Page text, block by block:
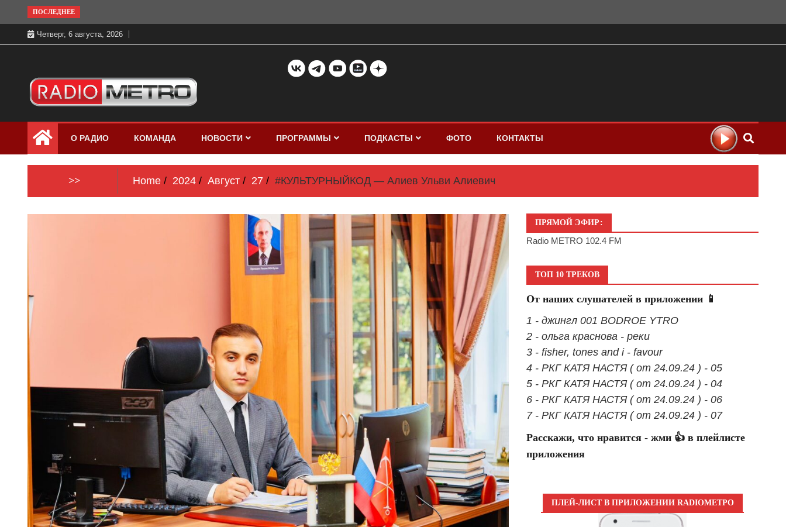
to
content
ПОСЛЕДНЕЕ
Четверг, 6 августа, 2026
Радио МЕТРО
бесплатно в хорошем качестве Санкт-
Петербург и Россия
О РАДИО КОМАНДА НОВОСТИ ПРОГРАММЫ ПОДКАСТЫ ФОТО КОНТАКТЫ
>> Home 2024 Август 27 #КУЛЬТУРНЫЙКОД — Алиев Ульви Алиевич
ПРЯМОЙ ЭФИР:
Radio METRO 102.4 FM
ТОП 10 ТРЕКОВ
От наших слушателей в приложении 📱
1 - джингл 001 BODROE YTRO
2 - ольга краснова - реки
3 - fisher, tones and i - favour
4 - РКГ КАТЯ НАСТЯ ( от 24.09.24 ) - 05
5 - РКГ КАТЯ НАСТЯ ( от 24.09.24 ) - 04
6 - РКГ КАТЯ НАСТЯ ( от 24.09.24 ) - 06
7 - РКГ КАТЯ НАСТЯ ( от 24.09.24 ) - 07
Расскажи, что нравится - жми 👍 в плейлисте
приложения
ПЛЕЙ-ЛИСТ В ПРИЛОЖЕНИИ RADIOМЕТРО